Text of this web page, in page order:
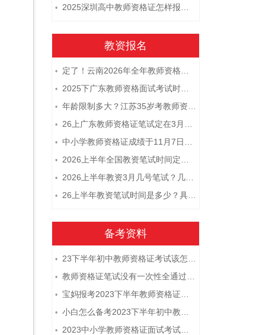
• 2025深圳高中教师资格证怎样报名 附流程
教资报名
• 定了！云南2026年全年教师资格证考试日程大公开！
• 2025下广东教师资格面试考试时间及科目内容（怎么考）
• 年龄限制多大？江苏35岁考教师资格证晚吗？
• 26上广东教师资格证笔试定在3月7日！附考试指南
• 中小学教师资格证成绩于11月7日10点查！
• 2026上半年全国教资笔试时间定档！
• 2026上半年教资3月几号笔试？几点开考
• 26上半年教资笔试时间是多少？具体安排表一览
备考资料
• 23下半年初中教师资格证考试该怎么复习？
• 教师资格证笔试没有一次性全通过下次需要重新报考吗？
• 宝妈报考2023下半年教师资格证需要报班备考吗？
• 小白怎么备考2023下半年初中教师资格证笔试？
• 2023中小学教师资格证面试考试注意事项